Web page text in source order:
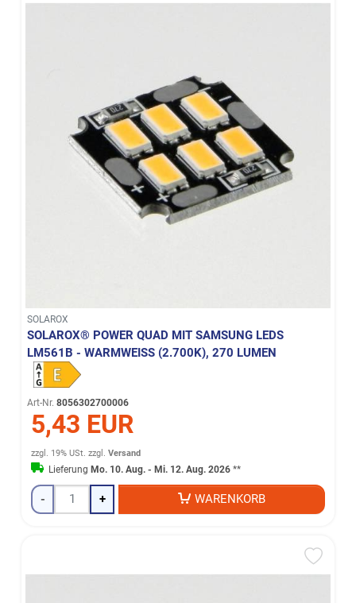
SOLAROX
SOLAROX® POWER QUAD MIT SAMSUNG LEDS
LM561B - WARMWEISS (2.700K), 270 LUMEN
Art-Nr. 8056302700006
5,43 EUR
zzgl. 19% USt. zzgl.Versand
LieferungMo. 10. Aug. - Mi. 12. Aug. 2026 **
- + WARENKORB